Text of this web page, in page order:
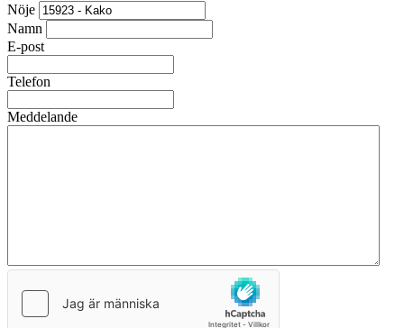
Nöje
Namn
E-post
Telefon
Meddelande